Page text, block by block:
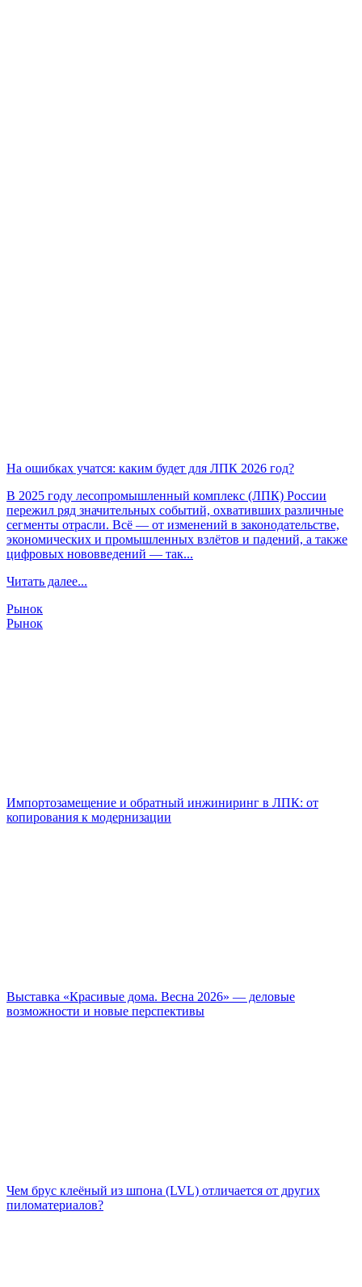
На ошибках учатся: каким будет для ЛПК 2026 год?
В 2025 году лесопромышленный комплекс (ЛПК) России
пережил ряд значительных событий, охвативших различные
сегменты отрасли. Всё — от изменений в законодательстве,
экономических и промышленных взлётов и падений, а также
цифровых нововведений — так...
Читать далее...
Рынок
Рынок
Импортозамещение и обратный инжиниринг в ЛПК: от
копирования к модернизации
Выставка «Красивые дома. Весна 2026» — деловые
возможности и новые перспективы
Чем брус клеёный из шпона (LVL) отличается от других
пиломатериалов?